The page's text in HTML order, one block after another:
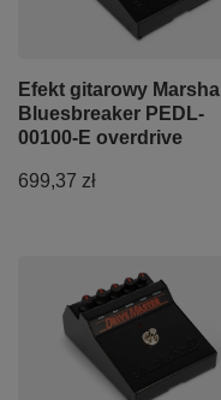
Efekt gitarowy Marshall
Bluesbreaker PEDL-
00100-E overdrive
699,37 zł